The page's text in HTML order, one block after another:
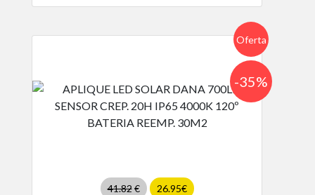
Oferta
41.82€ 26.95€
-35%